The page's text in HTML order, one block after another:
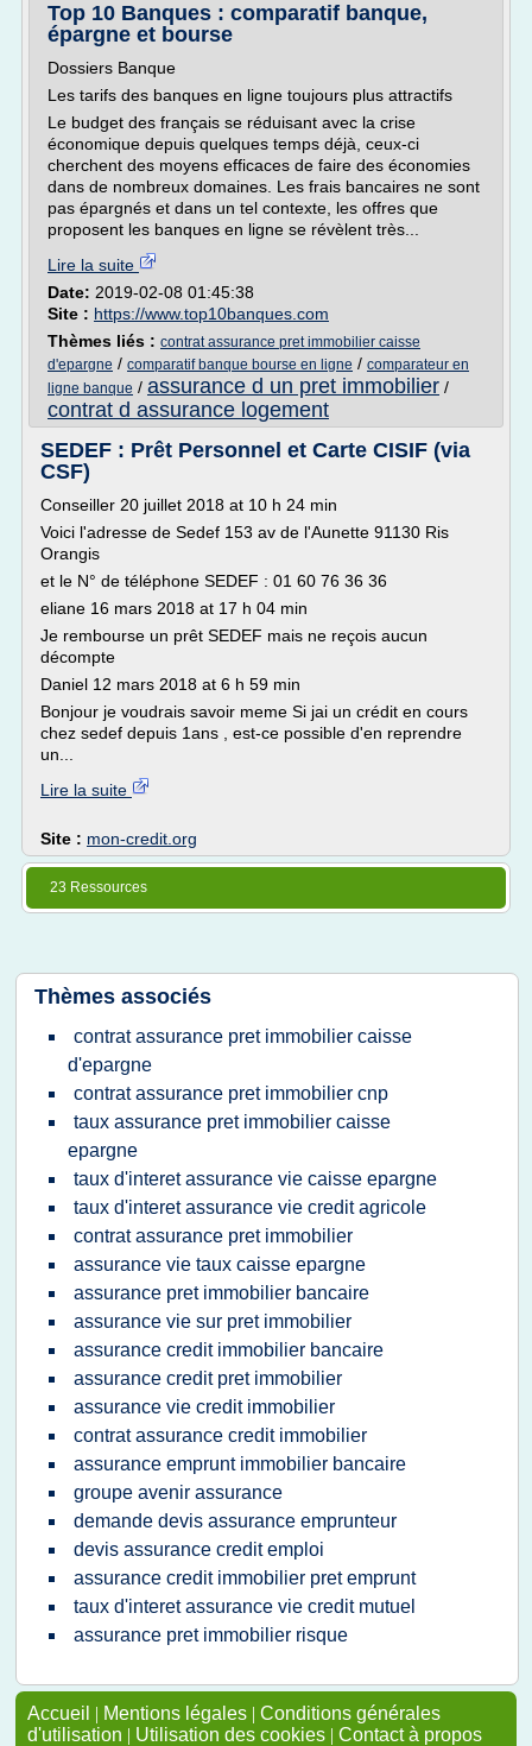
Top 10 Banques : comparatif banque,
épargne et bourse
Dossiers Banque
Les tarifs des banques en ligne toujours plus attractifs
Le budget des français se réduisant avec la crise
économique depuis quelques temps déjà, ceux-ci
cherchent des moyens efficaces de faire des économies
dans de nombreux domaines. Les frais bancaires ne sont
pas épargnés et dans un tel contexte, les offres que
proposent les banques en ligne se révèlent très...
Lire la suite
Date: 2019-02-08 01:45:38
Site : https://www.top10banques.com
Thèmes liés : contrat assurance pret immobilier caisse
d'epargne / comparatif banque bourse en ligne / comparateur en
ligne banque / assurance d un pret immobilier /
contrat d assurance logement
SEDEF : Prêt Personnel et Carte CISIF (via
CSF)
Conseiller 20 juillet 2018 at 10 h 24 min
Voici l'adresse de Sedef 153 av de l'Aunette 91130 Ris
Orangis
et le N° de téléphone SEDEF : 01 60 76 36 36
eliane 16 mars 2018 at 17 h 04 min
Je rembourse un prêt SEDEF mais ne reçois aucun
décompte
Daniel 12 mars 2018 at 6 h 59 min
Bonjour je voudrais savoir meme Si jai un crédit en cours
chez sedef depuis 1ans , est-ce possible d'en reprendre
un...
Lire la suite
Site : mon-credit.org
23 Ressources
Thèmes associés
contrat assurance pret immobilier caisse
d'epargne
contrat assurance pret immobilier cnp
taux assurance pret immobilier caisse
epargne
taux d'interet assurance vie caisse epargne
taux d'interet assurance vie credit agricole
contrat assurance pret immobilier
assurance vie taux caisse epargne
assurance pret immobilier bancaire
assurance vie sur pret immobilier
assurance credit immobilier bancaire
assurance credit pret immobilier
assurance vie credit immobilier
contrat assurance credit immobilier
assurance emprunt immobilier bancaire
groupe avenir assurance
demande devis assurance emprunteur
devis assurance credit emploi
assurance credit immobilier pret emprunt
taux d'interet assurance vie credit mutuel
assurance pret immobilier risque
Accueil | Mentions légales | Conditions générales
d'utilisation | Utilisation des cookies | Contact à propos